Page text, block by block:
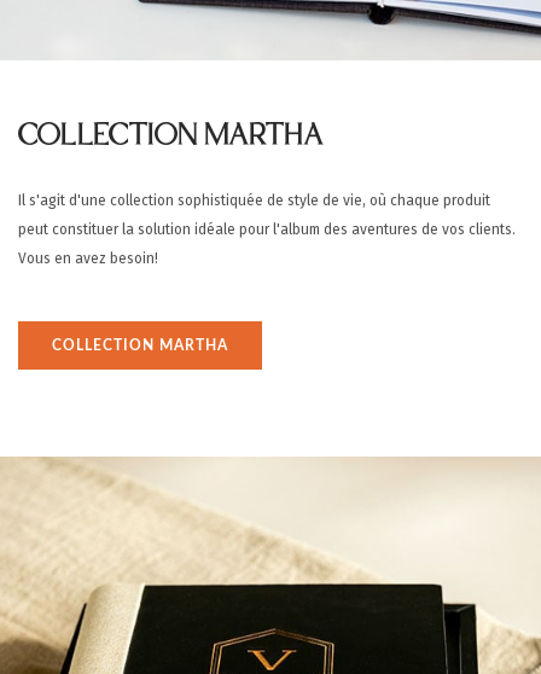
COLLECTION MARTHA
Il s'agit d'une collection sophistiquée de style de vie, où chaque produit
peut constituer la solution idéale pour l'album des aventures de vos clients.
Vous en avez besoin!
COLLECTION MARTHA